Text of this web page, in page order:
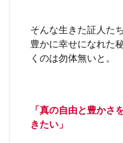
そんな生きた証人た
豊かに幸せになれた
くのは勿体無いと。
「真の自由と豊かさ
きたい」